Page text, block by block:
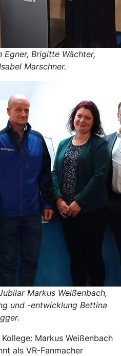
Egner, Brigitte Wächter,
Marschner.
Markus Weißenbach,
und -entwicklung Bettina
Markus Weißenbach
als VR-Fanmacher